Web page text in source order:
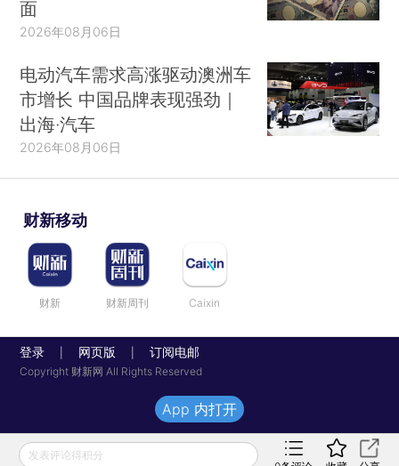
面
2026年08月06日
电动汽车需求高涨驱动澳洲车
市增长 中国品牌表现强劲｜
出海·汽车
2026年08月06日
财新移动
财新 财新周刊 Caixin
登录 网页版 订阅电邮
Copyright 财新网 All Rights Reserved
发表评论得积分
App 内打开